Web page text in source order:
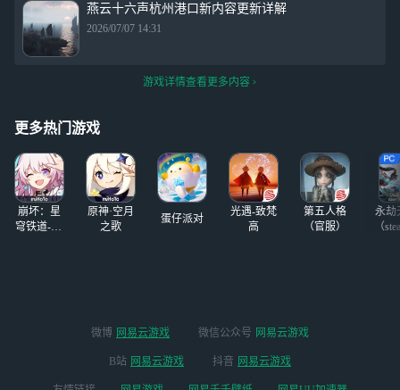
燕云十六声杭州港口新内容更新详解
2026/07/07 14:31
游戏详情查看更多内容
更多热门游戏
崩坏：星
穹铁道-4.4
原神·空月
之歌
蛋仔派对
光遇-致梵
高
第五人格
（官服）
永劫
（
微博 网易云游戏 微信公众号 网易云游戏
B站 网易云游戏 抖音 网易云游戏